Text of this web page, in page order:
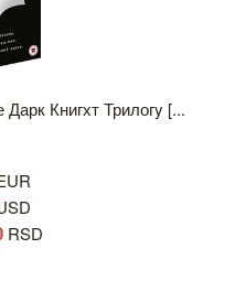
Дарк Книгхт Трилогy [...
RSD